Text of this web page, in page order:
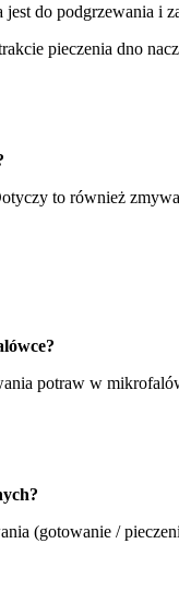
do podgrzewania i
pieczenia dno
to również
potraw w
(gotowanie /